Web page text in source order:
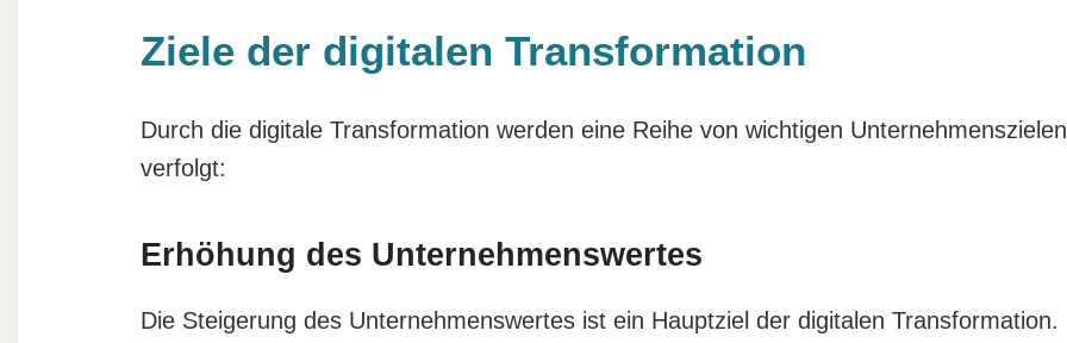
Ziele der digitalen Transformation
Durch die digitale Transformation werden eine Reihe von wichtigen Unternehmenszielen
verfolgt:
Erhöhung des Unternehmenswertes
Die Steigerung des Unternehmenswertes ist ein Hauptziel der digitalen Transformation.